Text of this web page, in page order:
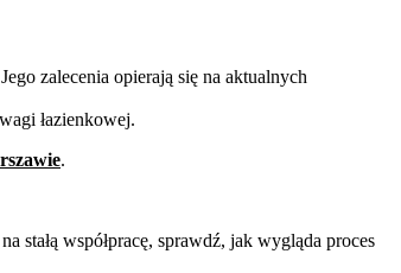
zalecenia opierają się na aktualnych
łazienkowej.
.
stałą współpracę, sprawdź, jak wygląda proces